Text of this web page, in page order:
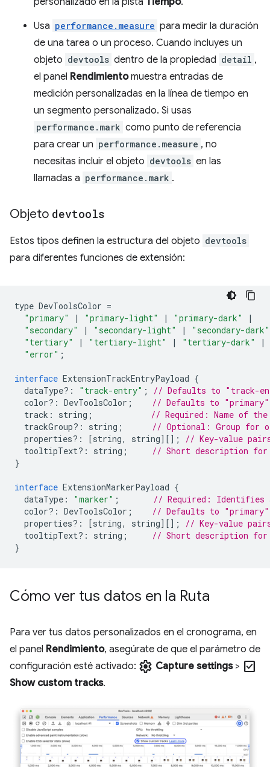
Usa performance.measure para medir la duración
de una tarea o un proceso. Cuando incluyes un
objeto devtools dentro de la propiedad detail ,
el panel Rendimientomuestra entradas de
medición personalizadas en la línea de tiempo en
un segmento personalizado. Si usas
performance.mark como punto de referencia
para crear un performance.measure , no
necesitas incluir el objeto devtools en las
llamadas a performance.mark .
Objeto devtools
Estos tipos definen la estructura del objeto devtools
para diferentes funciones de extensión:
type DevToolsColor =
"primary"
| "primary-light" | "primary-dark"
|
"secondary"
| "secondary-light" |
"secondary-dark"
"tertiary"
| "tertiary-light" | "tertiary-dark"
|
"error" ;
interface ExtensionTrackEntryPayload {
dataType?: "track-entry" ;
// Defaults to "track-
color?: DevToolsColor ;
// Defaults to "primary"
track : string ;
// Required: Name of
trackGroup?: string ;
// Optional: Group for
properties?: [string, string][];
// Key-value
tooltipText?: string ;
// Short description
}
interface ExtensionMarkerPayload {
dataType : "marker" ;
// Required: Identifies
color?: DevToolsColor ;
// Defaults to "primary"
properties?: [string, string][];
// Key-value
tooltipText?: string ;
// Short description
}
Cómo ver tus datos en la Ruta
Para ver tus datos personalizados en el cronograma, en
el panel Rendimiento, asegúrate de que el parámetro de
configuración esté activado: settings Capture settings> check_box
Show custom tracks.